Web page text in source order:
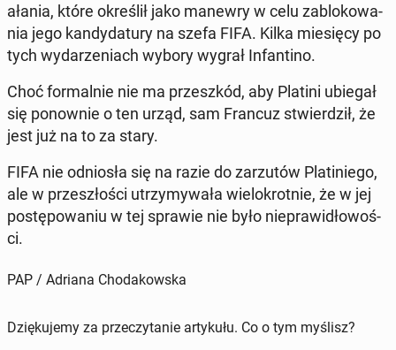
ała­nia, które określił jako manewry w celu zablokowa­
nia jego kandy­datu­ry na szefa FIFA. Kilka miesię­cy po
tych wydarzeni­ach wybory wygrał In­fan­ti­no.
Choć for­mal­nie nie ma przeszkód, aby Platini ubiegał
się ponown­ie o ten urząd, sam Francuz stwierdz­ił, że
jest już na to za stary.
FIFA nie odniosła się na razie do zarzutów Pla­tiniego,
ale w przeszłoś­ci utrzymy­wała wielokrot­nie, że w jej
postępowa­niu w tej sprawie nie było niepraw­idłowoś­
ci.
PAP / Adriana Chodakowska
Dziękujemy za przeczytanie artykułu. Co o tym myślisz?